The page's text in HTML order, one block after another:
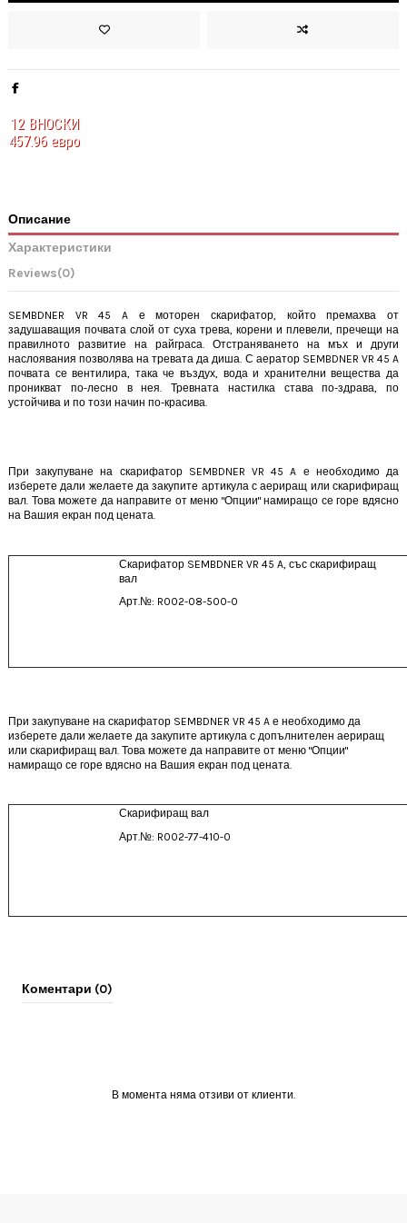
12ВНОСКИ
457.96 евро
Описание
Характеристики
Reviews(0)
SEMBDNER VR 45 A е моторен скарифатор, който премахва от
задушаващия почвата слой от суха трева, корени и плевели, пречещи на
правилното развитие на райграса. Отстраняването на мъх и други
наслоявания позволява на тревата да диша. С аератор SEMBDNER VR 45 A
почвата се вентилира, така че въздух, вода и хранителни вещества да
проникват по-лесно в нея. Тревната настилка става по-здрава, по
устойчива и по този начин по-красива.
При закупуване на скарифатор SEMBDNER VR 45 A е необходимо да
изберете дали желаете да закупите артикула с аериращ или скарифиращ
вал. Това можете да направите от меню "Опции" намиращо се горе вдясно
на Вашия екран под цената.
Скарифатор SEMBDNER VR 45 A, със скарифиращ
вал
Арт.№: R002-08-500-0
При закупуване на скарифатор SEMBDNER VR 45 A е необходимо да
изберете дали желаете да закупите артикула с допълнителен аериращ
или скарифиращ вал. Това можете да направите от меню "Опции"
намиращо се горе вдясно на Вашия екран под цената.
Скарифиращ вал
Арт.№: R002-77-410-0
Коментари (0)
В момента няма отзиви от клиенти.